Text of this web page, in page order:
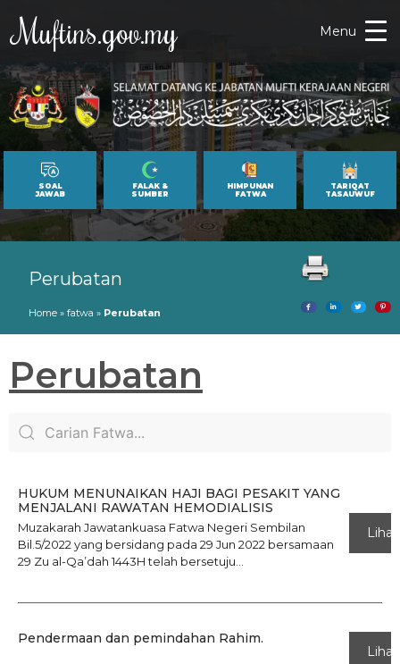
Muftins.gov.my Menu
SOAL
JAWAB
FALAK &
SUMBER
HIMPUNAN
FATWA
TARIQAT
TASAUWUF
Perubatan
Home » fatwa » Perubatan
Perubatan
HUKUM MENUNAIKAN HAJI BAGI PESAKIT YANG
MENJALANI RAWATAN HEMODIALISIS
Muzakarah Jawatankuasa Fatwa Negeri Sembilan
Bil.5/2022 yang bersidang pada 29 Jun 2022 bersamaan
29 Zu al-Qa’dah 1443H telah bersetuju...
Lihat
Pendermaan dan pemindahan Rahim.
Lihat